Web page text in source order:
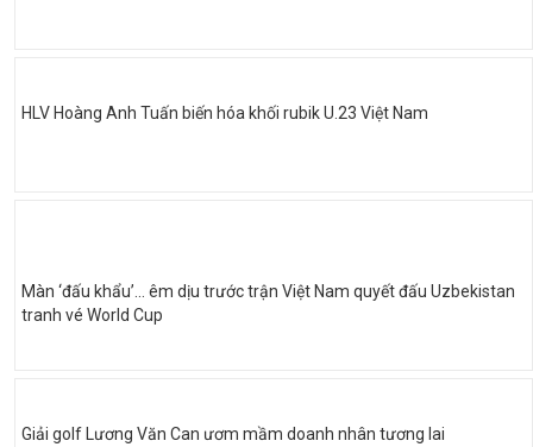
HLV Hoàng Anh Tuấn biến hóa khối rubik U.23 Việt Nam
Màn ‘đấu khẩu’… êm dịu trước trận Việt Nam quyết đấu Uzbekistan
tranh vé World Cup
Giải golf Lương Văn Can ươm mầm doanh nhân tương lai